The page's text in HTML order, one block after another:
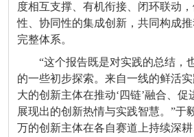
度相互支撑、有机衔接、闭环联动
性、协同性的集成创新，共同构成
完整体系。
“这个报告既是对实践的总结，
的一些初步探索。来自一线的鲜活
大的创新主体在推动‘四链’融合、
展现出的创新热情与实践智慧。”于
万的创新主体在各自赛道上持续深